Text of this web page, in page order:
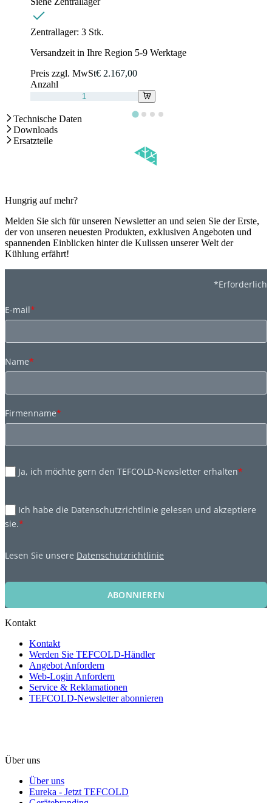
Zentrallager: 3 Stk.
Versandzeit in Ihre Region 5-9 Werktage
Preis zzgl. MwSt€ 2.167,00
Anzahl
Technische Daten
Downloads
Ersatzteile
Hungrig auf mehr?
Melden Sie sich für unseren Newsletter an und seien Sie der Erste,
der von unseren neuesten Produkten, exklusiven Angeboten und
spannenden Einblicken hinter die Kulissen unserer Welt der
Kühlung erfährt!
*Erforderlich
E-mail*
Name*
Firmenname*
Ja, ich möchte gern den TEFCOLD-Newsletter erhalten*
Ich habe die Datenschutzrichtlinie gelesen und akzeptiere
sie.*
Lesen Sie unsere Datenschutzrichtlinie
ABONNIEREN
Kontakt
Kontakt
Werden Sie TEFCOLD-Händler
Angebot Anfordern
Web-Login Anfordern
Service & Reklamationen
TEFCOLD-Newsletter abonnieren
Über uns
Über uns
Eureka - Jetzt TEFCOLD